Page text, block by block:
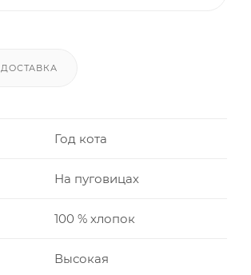
ДОСТАВКА
Год кота
На пуговицах
100 % хлопок
Высокая